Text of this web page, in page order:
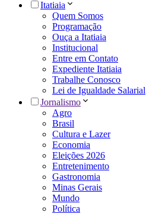
Itatiaia
Quem Somos
Programação
Ouça a Itatiaia
Institucional
Entre em Contato
Expediente Itatiaia
Trabalhe Conosco
Lei de Igualdade Salarial
Jornalismo
Agro
Brasil
Cultura e Lazer
Economia
Eleições 2026
Entretenimento
Gastronomia
Minas Gerais
Mundo
Política